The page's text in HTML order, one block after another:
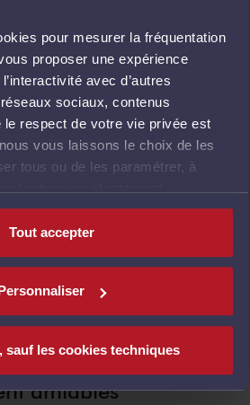
pour mesurer la fréquentation
proposer une expérience
avec d’autres
sociaux, contenus
respect de votre vie privée est
vous laissons le choix de les
tous ou de les paramétrer, à
du site.
Tout accepter
sauf les cookies techniques
de formation
médiation, modes
amiables